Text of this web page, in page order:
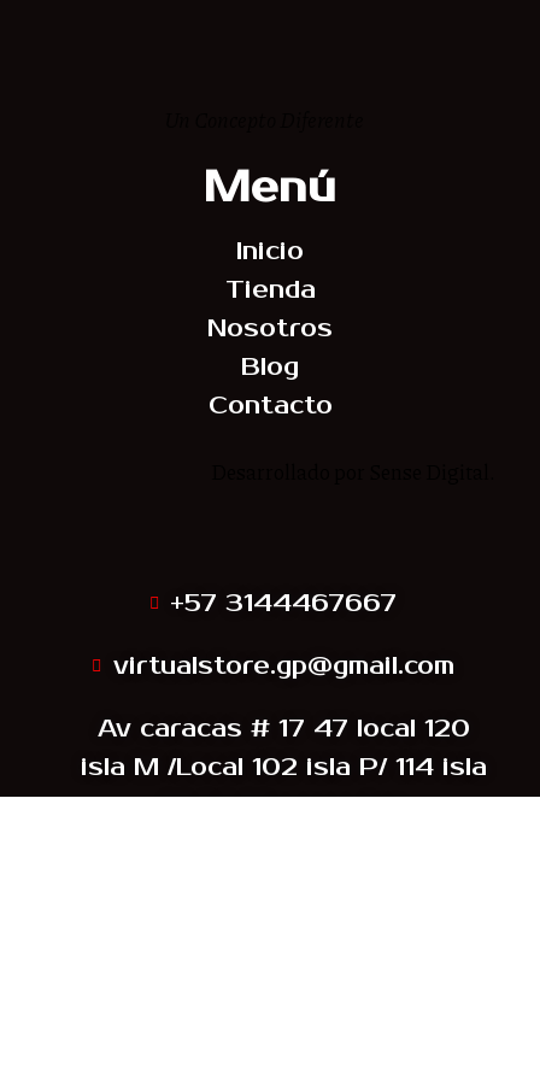
Menú
Inicio
Tienda
Nosotros
Blog
Contacto
+57 3144467667
virtualstore.gp@gmail.com
Av caracas # 17 47 local 120
isla M /Local 102 isla P/ 114 isla
M CC Megacentro